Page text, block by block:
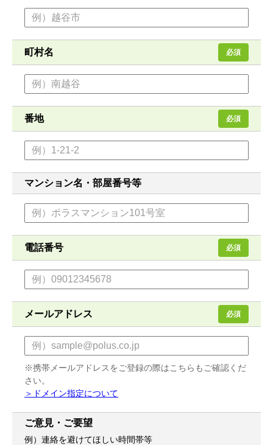
町村名 必須
番地 必須
マンション名・部屋番号等
電話番号 必須
メールアドレス 必須
※携帯メールアドレスをご登録の際はこちらもご確認くだ
さい。
＞ドメイン指定について
ご意見・ご要望
例）連絡を避けてほしい時間帯等